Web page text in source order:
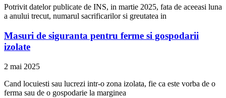
Potrivit datelor publicate de INS, in martie 2025, fata de aceeasi luna
a anului trecut, numarul sacrificarilor si greutatea in
Masuri de siguranta pentru ferme si gospodarii
izolate
2 mai 2025
Cand locuiesti sau lucrezi intr-o zona izolata, fie ca este vorba de o
ferma sau de o gospodarie la marginea